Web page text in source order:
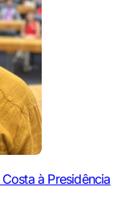
à Presidência